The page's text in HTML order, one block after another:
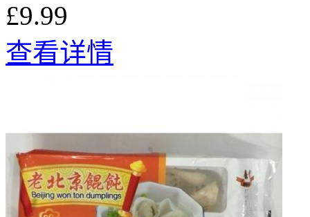
£9.99
查看详情